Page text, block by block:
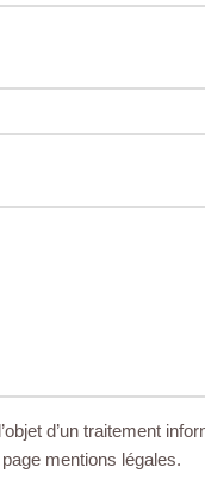
d’un traitement
mentions légales.